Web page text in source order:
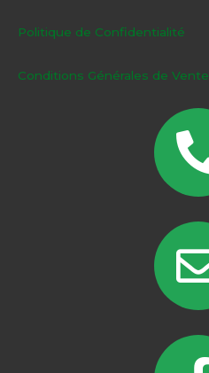
Politique de Confidentialité
Conditions Générales de Vente